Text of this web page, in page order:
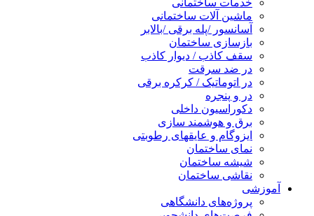
خدمات ساختمانی
ماشین آلات ساختمانی
آسانسور /پله برقی /بالابر
بازسازی ساختمان
سقف کاذب / دیوار کاذب
در ضد سرقت
در اتوماتیک / کرکره برقی
در و پنجره
دکوراسیون داخلی
برق و هوشمند سازی
ایزوگام و عایقهای رطوبتی
نمای ساختمان
شیشه ساختمان
نقاشی ساختمان
آموزشی
پروژه‌های دانشگاهی